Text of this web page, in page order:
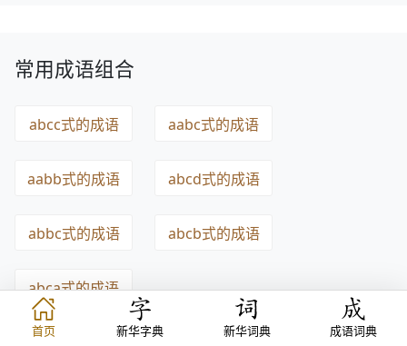
常用成语组合
abcc式的成语 aabc式的成语
aabb式的成语 abcd式的成语
abbc式的成语 abcb式的成语
abca式的成语
首页 新华字典 新华词典 成语词典